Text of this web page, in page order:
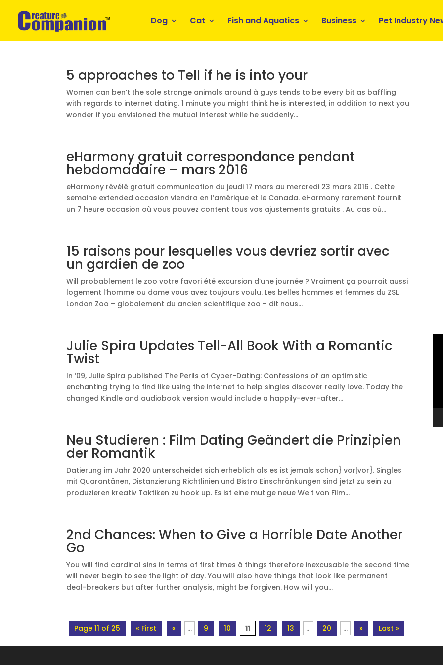
Dog Cat Fish and Aquatics Business Pet Industry
5 approaches to Tell if he is into your
Women can ben’t the sole strange animals around â guys tends to be every bit as baffling
with regards to internet dating. 1 minute you might think he is interested, in addition to next you
wonder if you envisioned the mutual interest while he suddenly...
eHarmony gratuit correspondance pendant
hebdomadaire – mars 2016
eHarmony révélé gratuit communication du jeudi 17 mars au mercredi 23 mars 2016 . Cette
semaine extended occasion viendra en l’amérique et le Canada. eHarmony rarement fournit
un 7 heure occasion où vous pouvez content tous vos ajustements gratuits . Au cas où...
15 raisons pour lesquelles vous devriez sortir avec
un gardien de zoo
Will probablement le zoo votre favori été excursion d’une journée ? Vraiment ça pourrait aussi
logement l’homme ou dame vous avez toujours voulu. Les belles hommes et femmes du ZSL
London Zoo – globalement du ancien scientifique zoo – dit nous...
Julie Spira Updates Tell-All Book With a Romantic
Twist
In ’09, Julie Spira published The Perils of Cyber-Dating: Confessions of an optimistic
enchanting trying to find like using the internet to help singles discover really love. Today the
changed Kindle and audiobook version would include a happily-ever-after...
Neu Studieren : Film Dating Geändert die Prinzipien
der Romantik
Datierung im Jahr 2020 unterscheidet sich erheblich als es ist jemals schon} vor|vor}. Singles
mit Quarantänen, Distanzierung Richtlinien und Bistro Einschränkungen sind jetzt zu sein zu
produzieren kreativ Taktiken zu hook up. Es ist eine mutige neue Welt von Film...
2nd Chances: When to Give a Horrible Date Another
Go
You will find cardinal sins in terms of first times â things therefore inexcusable the second time
will never begin to see the light of day. You will also have things that look like permanent
deal-breakers but after further analysis, might be forgiven. How will you...
Page 11 of 25 « First « ... 9 10 11 12 13 ... 20 ... » Last »